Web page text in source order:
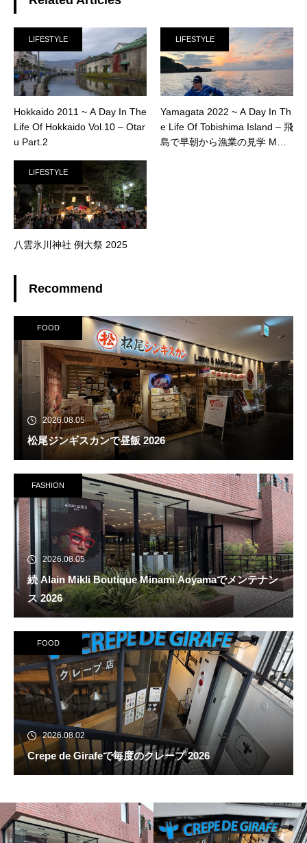
LIFESTYLE
Hokkaido 2011 ~ A Day In The
Life Of Hokkaido Vol.10 – Otar
u Part.2
LIFESTYLE
Yamagata 2022 ~ A Day In Th
e Life Of Tobishima Island – 飛
島で早朝から漁業の見学 MOVI
LIFESTYLE
八雲氷川神社 例大祭 2025
Recommend
FOOD
2026.08.05
松尾ジンギスカンで昼飯 2026
FASHION
2026.08.05
続 Alain Mikli Boutique Minami Aoyamaでメンテナン
ス 2026
FOOD
2026.08.02
Crepe de Girafeで毎度のクレープ 2026
続 Alain Mikli Boutique Minami A